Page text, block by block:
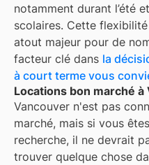
notamment durant l’été
scolaires. Cette
atout majeur pour de
facteur clé dans la
à court terme vous
Locations bon marché à
Vancouver n'est pas
marché, mais si vous
recherche, il ne devrait
trouver quelque chose